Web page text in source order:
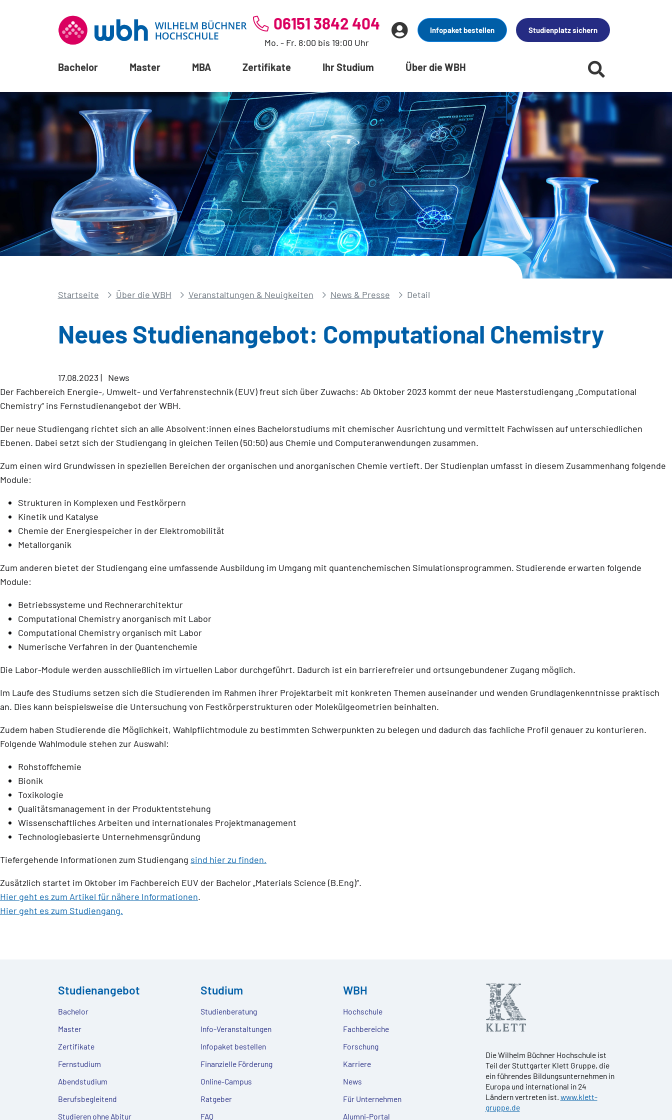
06151 3842 404
Mo. - Fr. 8:00 bis 19:00 Uhr
Infopaket bestellen Studienplatz sichern
Bachelor Master MBA Zertifikate Ihr Studium Über die WBH
Startseite Über die WBH Veranstaltungen & Neuigkeiten News & Presse Detail
Neues Studienangebot: Computational Chemistry
17.08.2023 | News
Der Fachbereich Energie-, Umwelt- und Verfahrenstechnik (EUV) freut sich über Zuwachs: Ab Oktober 2023 kommt der neue Masterstudiengang „Computational
Chemistry“ ins Fernstudienangebot der WBH.
Der neue Studiengang richtet sich an alle Absolvent:innen eines Bachelorstudiums mit chemischer Ausrichtung und vermittelt Fachwissen auf unterschiedlichen
Ebenen. Dabei setzt sich der Studiengang in gleichen Teilen (50:50) aus Chemie und Computeranwendungen zusammen.
Zum einen wird Grundwissen in speziellen Bereichen der organischen und anorganischen Chemie vertieft. Der Studienplan umfasst in diesem Zusammenhang folgende
Module:
Strukturen in Komplexen und Festkörpern
Kinetik und Katalyse
Chemie der Energiespeicher in der Elektromobilität
Metallorganik
Zum anderen bietet der Studiengang eine umfassende Ausbildung im Umgang mit quantenchemischen Simulationsprogrammen. Studierende erwarten folgende
Module:
Betriebssysteme und Rechnerarchitektur
Computational Chemistry anorganisch mit Labor
Computational Chemistry organisch mit Labor
Numerische Verfahren in der Quantenchemie
Die Labor-Module werden ausschließlich im virtuellen Labor durchgeführt. Dadurch ist ein barrierefreier und ortsungebundener Zugang möglich.
Im Laufe des Studiums setzen sich die Studierenden im Rahmen ihrer Projektarbeit mit konkreten Themen auseinander und wenden Grundlagenkenntnisse praktisch
an. Dies kann beispielsweise die Untersuchung von Festkörperstrukturen oder Molekülgeometrien beinhalten.
Zudem haben Studierende die Möglichkeit, Wahlpflichtmodule zu bestimmten Schwerpunkten zu belegen und dadurch das fachliche Profil genauer zu konturieren.
Folgende Wahlmodule stehen zur Auswahl:
Rohstoffchemie
Bionik
Toxikologie
Qualitätsmanagement in der Produktentstehung
Wissenschaftliches Arbeiten und internationales Projektmanagement
Technologiebasierte Unternehmensgründung
Tiefergehende Informationen zum Studiengang sind hier zu finden.
Zusätzlich startet im Oktober im Fachbereich EUV der Bachelor „Materials Science (B.Eng)“.
Hier geht es zum Artikel für nähere Informationen.
Hier geht es zum Studiengang.
Studienangebot
Bachelor
Master
Zertifikate
Fernstudium
Abendstudium
Berufsbegleitend
Studieren ohne Abitur
Studium
Studienberatung
Info-Veranstaltungen
Infopaket bestellen
Finanzielle Förderung
Online-Campus
Ratgeber
FAQ
WBH
Hochschule
Fachbereiche
Forschung
Karriere
News
Für Unternehmen
Alumni-Portal
Die Wilhelm Büchner Hochschule ist
Teil der Stuttgarter Klett Gruppe, die
ein führendes Bildungsunternehmen in
Europa und international in 24
Ländern vertreten ist. www.klett-
gruppe.de